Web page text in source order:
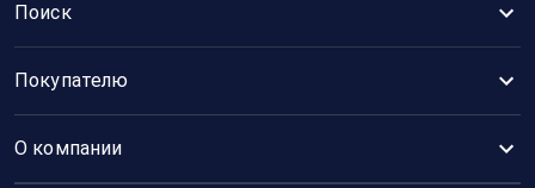
Поиск
Покупателю
О компании